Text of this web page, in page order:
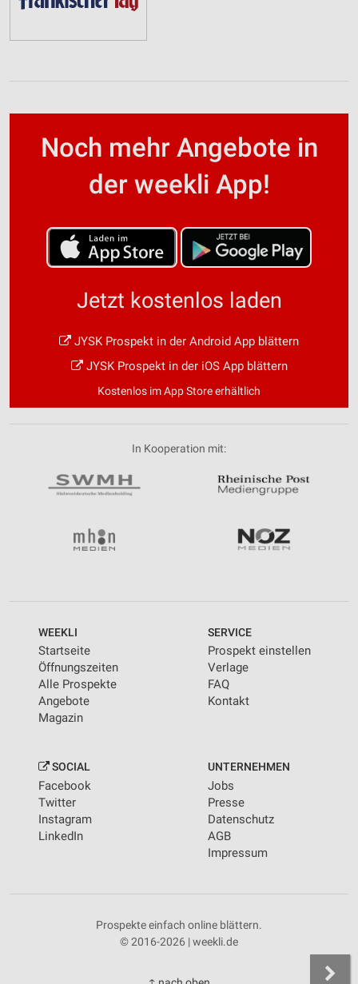
Noch mehr Angebote in
der weekli App!
Jetzt kostenlos laden
JYSK Prospekt in der Android App blättern
JYSK Prospekt in der iOS App blättern
Kostenlos im App Store erhältlich
In Kooperation mit:
WEEKLI
Startseite
Öffnungszeiten
Alle Prospekte
Angebote
Magazin
SERVICE
Prospekt einstellen
Verlage
FAQ
Kontakt
SOCIAL
Facebook
Twitter
Instagram
LinkedIn
UNTERNEHMEN
Jobs
Presse
Datenschutz
AGB
Impressum
Prospekte einfach online blättern.
© 2016-2026 | weekli.de